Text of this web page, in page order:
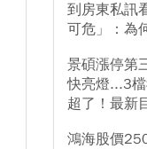
到房東私訊
可危」：為
景碩漲停第
快亮燈...3
超了！最新
鴻海股價